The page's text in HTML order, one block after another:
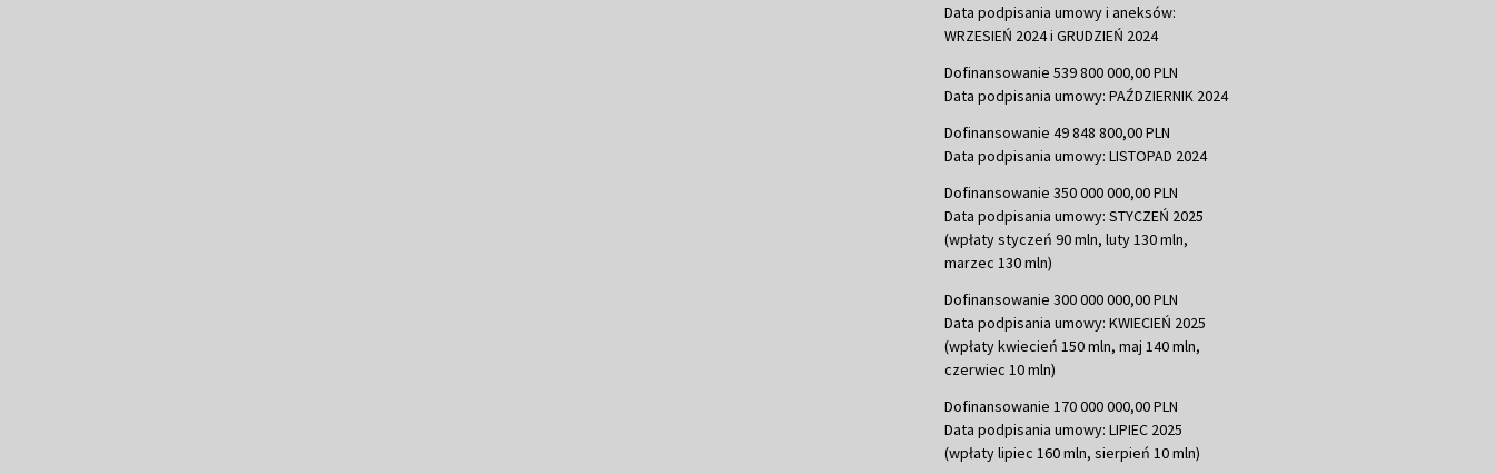
Data podpisania umowy i aneksów:
WRZESIEŃ 2024 i GRUDZIEŃ 2024
Dofinansowanie 539 800 000,00 PLN
Data podpisania umowy: PAŹDZIERNIK 2024
Dofinansowanie 49 848 800,00 PLN
Data podpisania umowy: LISTOPAD 2024
Dofinansowanie 350 000 000,00 PLN
Data podpisania umowy: STYCZEŃ 2025
(wpłaty styczeń 90 mln, luty 130 mln,
marzec 130 mln)
Dofinansowanie 300 000 000,00 PLN
Data podpisania umowy: KWIECIEŃ 2025
(wpłaty kwiecień 150 mln, maj 140 mln,
czerwiec 10 mln)
Dofinansowanie 170 000 000,00 PLN
Data podpisania umowy: LIPIEC 2025
(wpłaty lipiec 160 mln, sierpień 10 mln)